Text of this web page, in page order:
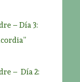
– Día 3:
– Día 2: